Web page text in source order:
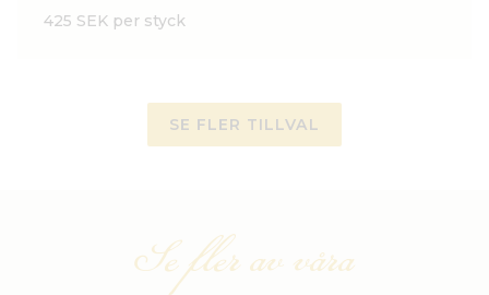
425 SEK per styck
SE FLER TILLVAL
Se fler av våra